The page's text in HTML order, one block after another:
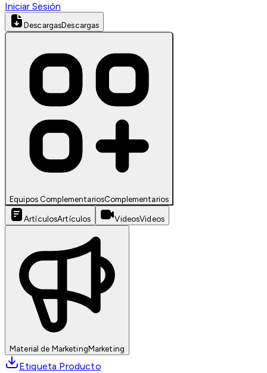
Iniciar Sesión
DescargasDescargas
Equipos ComplementariosComplementarios
ArtículosArtículos VideosVideos
Material de MarketingMarketing
Etiqueta Producto